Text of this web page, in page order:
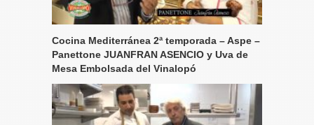
Cocina Mediterránea 2ª temporada – Aspe –
Panettone JUANFRAN ASENCIO y Uva de
Mesa Embolsada del Vinalopó